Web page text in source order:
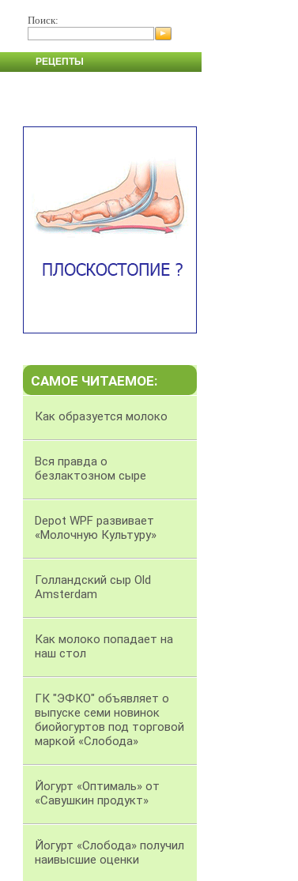
Поиск:
РЕЦЕПТЫ
САМОЕ ЧИТАЕМОЕ:
Как образуется молоко
Вся правда о
безлактозном сыре
Depot WPF развивает
«Молочную Культуру»
Голландский сыр Old
Amsterdam
Как молоко попадает на
наш стол
ГК "ЭФКО" объявляет о
выпуске семи новинок
биойогуртов под торговой
маркой «Слобода»
Йогурт «Оптималь» от
«Савушкин продукт»
Йогурт «Слобода» получил
наивысшие оценки